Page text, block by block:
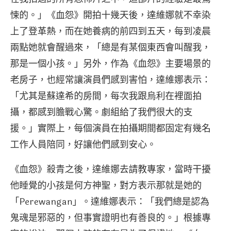
悚的。」《血怨》開拍十幾天後，達維娜就不幸染
上了登革熱，而在她養病的前四到五天，每到凌晨
兩點她就會醒過來，「總是有某個東西會叫醒我，
那是一個小孩。」另外，作為《血怨》主要場景的
老房子，也經常讓演員們感到害怕，達維娜表示：
「尤其是蘇達希的房間，每次我跟烏利在裡面拍
攝，都感到膽戰心驚。劇組給了我們很大的支
援。」實際上，每個演員在拍攝期間都固定有幾名
工作人員陪同，好讓他們感到安心。
《血怨》殺青之後，達維娜去請教專家，當時干擾
他睡覺的小孩是何方神聖，對方表示那就是她的
「Perewangan」。達維娜表示：「我們總是認為
鬼魂是邪惡的，但事實證明也有善良的。」根據專